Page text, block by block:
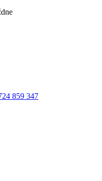
859 347